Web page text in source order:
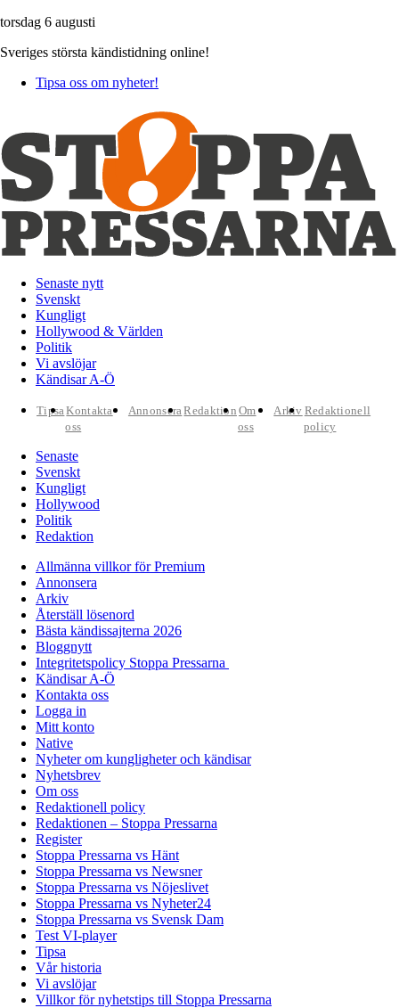
torsdag 6 augusti
Sveriges största kändistidning online!
Tipsa oss om nyheter!
Senaste nytt
Svenskt
Kungligt
Hollywood & Världen
Politik
Vi avslöjar
Kändisar A-Ö
TipsaKontakta
oss
AnnonseraRedaktion Om
oss
Arkiv Redaktionell
policy
Senaste
Svenskt
Kungligt
Hollywood
Politik
Redaktion
Allmänna villkor för Premium
Annonsera
Arkiv
Återställ lösenord
Bästa kändissajterna 2026
Bloggnytt
Integritetspolicy Stoppa Pressarna
Kändisar A-Ö
Kontakta oss
Logga in
Mitt konto
Native
Nyheter om kungligheter och kändisar
Nyhetsbrev
Om oss
Redaktionell policy
Redaktionen – Stoppa Pressarna
Register
Stoppa Pressarna vs Hänt
Stoppa Pressarna vs Newsner
Stoppa Pressarna vs Nöjeslivet
Stoppa Pressarna vs Nyheter24
Stoppa Pressarna vs Svensk Dam
Test VI-player
Tipsa
Vår historia
Vi avslöjar
Villkor för nyhetstips till Stoppa Pressarna